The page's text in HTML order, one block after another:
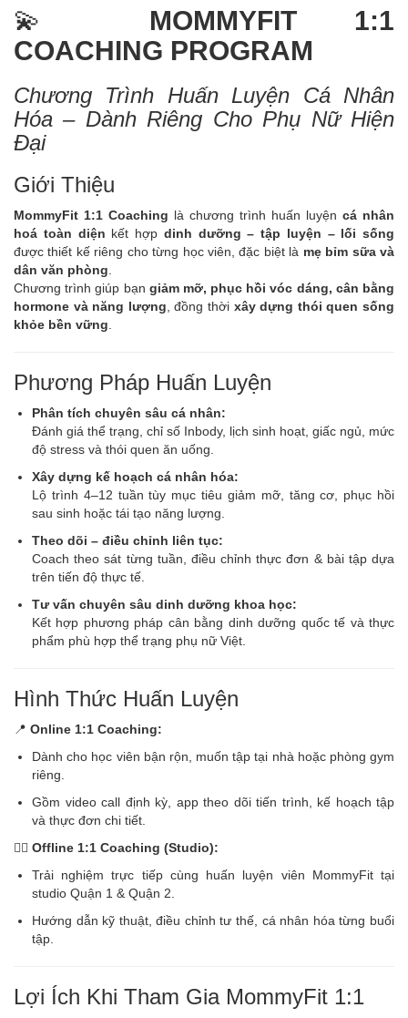
💫 MOMMYFIT 1:1
COACHING PROGRAM
Chương Trình Huấn Luyện Cá Nhân
Hóa – Dành Riêng Cho Phụ Nữ Hiện
Đại
Giới Thiệu
MommyFit 1:1 Coaching là chương trình huấn luyện cá nhân
hoá toàn diện kết hợp dinh dưỡng – tập luyện – lối sống
được thiết kế riêng cho từng học viên, đặc biệt là mẹ bỉm sữa và
dân văn phòng.
Chương trình giúp bạn giảm mỡ, phục hồi vóc dáng, cân bằng
hormone và năng lượng, đồng thời xây dựng thói quen sống
khỏe bền vững.
Phương Pháp Huấn Luyện
Phân tích chuyên sâu cá nhân:
Đánh giá thể trạng, chỉ số Inbody, lịch sinh hoạt, giấc ngủ, mức
độ stress và thói quen ăn uống.
Xây dựng kế hoạch cá nhân hóa:
Lộ trình 4–12 tuần tùy mục tiêu giảm mỡ, tăng cơ, phục hồi
sau sinh hoặc tái tạo năng lượng.
Theo dõi – điều chỉnh liên tục:
Coach theo sát từng tuần, điều chỉnh thực đơn & bài tập dựa
trên tiến độ thực tế.
Tư vấn chuyên sâu dinh dưỡng khoa học:
Kết hợp phương pháp cân bằng dinh dưỡng quốc tế và thực
phẩm phù hợp thể trạng phụ nữ Việt.
Hình Thức Huấn Luyện
📍 Online 1:1 Coaching:
Dành cho học viên bận rộn, muốn tập tại nhà hoặc phòng gym
riêng.
Gồm video call định kỳ, app theo dõi tiến trình, kế hoạch tập
và thực đơn chi tiết.
🏋️‍♀️ Offline 1:1 Coaching (Studio):
Trải nghiệm trực tiếp cùng huấn luyện viên MommyFit tại
studio Quận 1 & Quận 2.
Hướng dẫn kỹ thuật, điều chỉnh tư thế, cá nhân hóa từng buổi
tập.
Lợi Ích Khi Tham Gia MommyFit 1:1